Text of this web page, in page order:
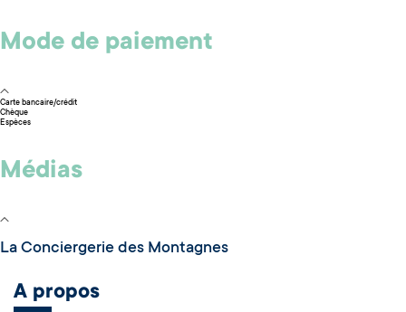
Mode de paiement
Carte bancaire/crédit
Chèque
Espèces
Médias
La Conciergerie des Montagnes
A propos